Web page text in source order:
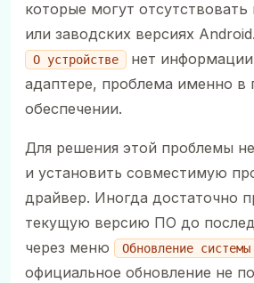
которые могут
или заводских версиях
О устройстве
нет
адаптере, проблема именно
обеспечении.
Для решения этой проблемы
и установить совместимую
драйвер. Иногда достаточно
текущую версию ПО до
через меню
Обновление системы
официальное обновление не